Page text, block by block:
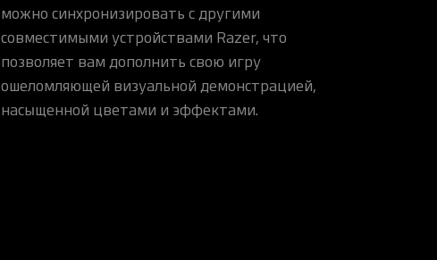
можно синхронизировать с другими
совместимыми устройствами Razer, что
позволяет вам дополнить свою игру
ошеломляющей визуальной демонстрацией,
насыщенной цветами и эффектами.